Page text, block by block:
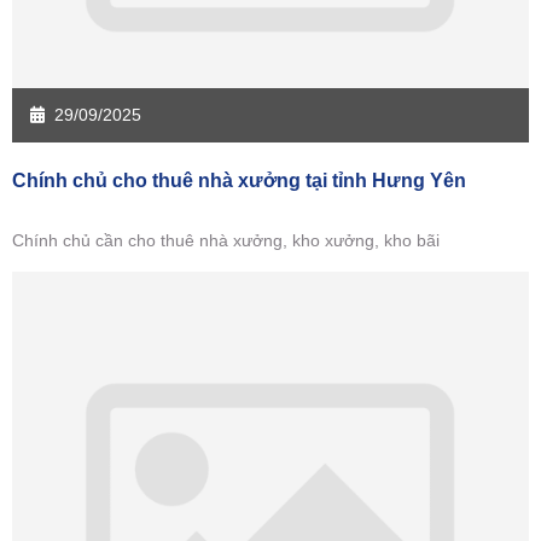
29/09/2025
Chính chủ cho thuê nhà xưởng tại tỉnh Hưng Yên
Chính chủ cần cho thuê nhà xưởng, kho xưởng, kho bãi